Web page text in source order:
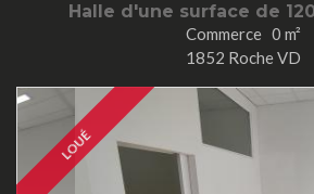
Halle d'une surface de
Commerce 0 m²
1852 Roche VD
LOUÉ